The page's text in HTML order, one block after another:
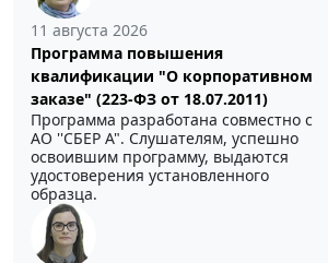
11 августа 2026
Программа повышения
квалификации "О корпоративном
заказе" (223-ФЗ от 18.07.2011)
Программа разработана совместно с
АО ''СБЕР А". Слушателям, успешно
освоившим программу, выдаются
удостоверения установленного
образца.